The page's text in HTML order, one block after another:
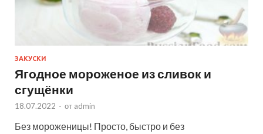
ЗАКУСКИ
Ягодное мороженое из сливок и
сгущёнки
18.07.2022 - от admin
Без мороженицы! Просто, быстро и без